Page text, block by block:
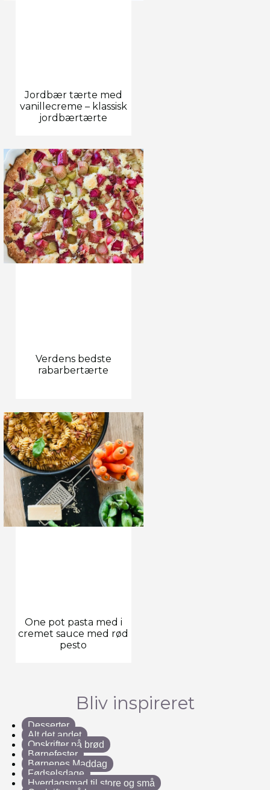
Jordbær tærte med
vanillecreme – klassisk
jordbærtærte
Verdens bedste
rabarbertærte
One pot pasta med i
cremet sauce med rød
pesto
Bliv inspireret
Desserter
Alt det andet
Opskrifter på brød
Børnefester
Børnenes Maddag
Fødselsdage
Hverdagsmad til store og små